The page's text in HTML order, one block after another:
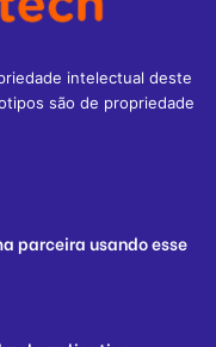
intelectual deste
são de propriedade
parceira usando esse